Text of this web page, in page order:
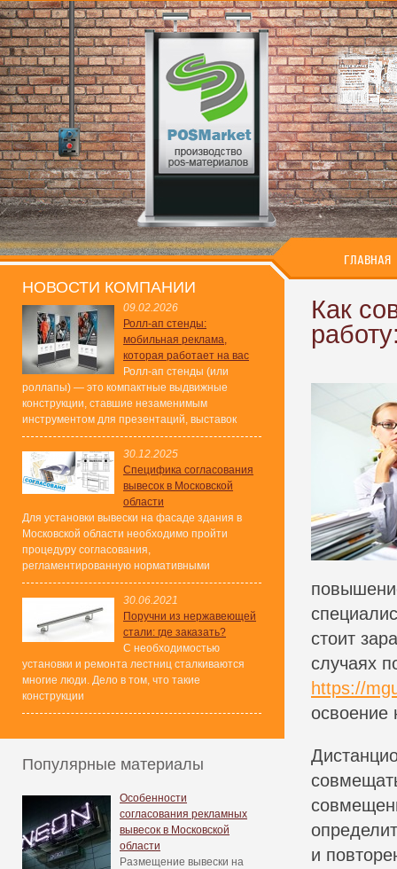
ГЛАВНАЯ
НОВОСТИ КОМПАНИИ
09.02.2026
Ролл-ап стенды:
мобильная реклама,
которая работает на вас
Ролл-ап стенды (или
роллапы) — это компактные выдвижные
конструкции, ставшие незаменимым
инструментом для презентаций, выставок
30.12.2025
Специфика согласования
вывесок в Московской
области
Для установки вывески на фасаде здания в
Московской области необходимо пройти
процедуру согласования,
регламентированную нормативными
30.06.2021
Поручни из нержавеющей
стали: где заказать?
С необходимостью
установки и ремонта лестниц сталкиваются
многие люди. Дело в том, что такие
конструкции
Популярные материалы
Особенности
согласования рекламных
вывесок в Московской
области
Размещение вывески на
Как
стоит
случаях
https://
освоение
и